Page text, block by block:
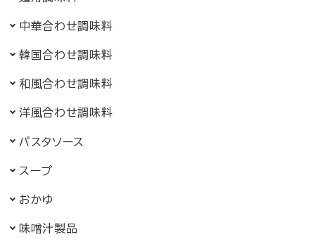
中華合わせ調味料
韓国合わせ調味料
和風合わせ調味料
洋風合わせ調味料
パスタソース
スープ
おかゆ
味噌汁製品